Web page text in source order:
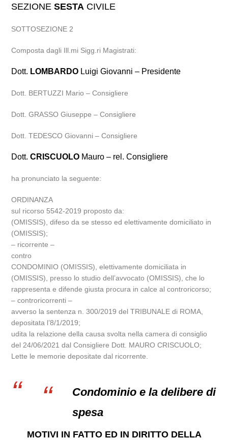
SEZIONESESTA CIVILE
SOTTOSEZIONE 2
Composta dagli Ill.mi Sigg.ri Magistrati:
Dott. LOMBARDO Luigi Giovanni – Presidente
Dott. BERTUZZI Mario – Consigliere
Dott. GRASSO Giuseppe – Consigliere
Dott. TEDESCO Giovanni – Consigliere
Dott.CRISCUOLO Mauro – rel. Consigliere
ha pronunciato la seguente:
ORDINANZA
sul ricorso 5542-2019 proposto da:
(OMISSIS), difeso da se stesso ed elettivamente domiciliato in
(OMISSIS);
– ricorrente –
contro
CONDOMINIO (OMISSIS), elettivamente domiciliata in
(OMISSIS), presso lo studio dell’avvocato (OMISSIS), che lo
rappresenta e difende giusta procura in calce al controricorso;
– controricorrenti –
avverso la sentenza n. 300/2019 del TRIBUNALE di ROMA,
depositata l’8/1/2019;
udita la relazione della causa svolta nella camera di consiglio
del 24/06/2021 dal Consigliere Dott. MAURO CRISCUOLO;
Lette le memorie depositate dal ricorrente.
Condominio e la delibere di
spesa
MOTIVI IN FATTO ED IN DIRITTO DELLA